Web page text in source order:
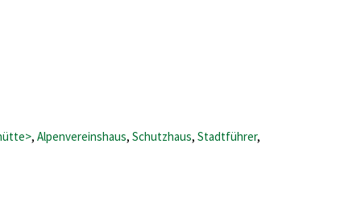
, Alpenvereinshaus, Schutzhaus, Stadtführer,